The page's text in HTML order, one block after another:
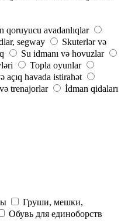
qoruyucu avadanlıqlar
segway
Skuterlər və
Su idmanı və hovuzlar
Topla oyunlar
açıq havada istirahət
trenajorlar
İdman qidaları
Груши, мешки,
Обувь для единоборств